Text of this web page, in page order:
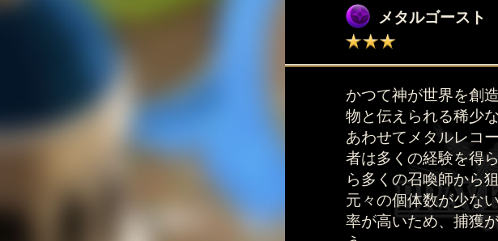
メタルゴースト
かつて神が世界を創
物と伝えられる稀少
あわせてメタルレコ
者は多くの経験を得
ら多くの召喚師から
元々の個体数が少な
率が高いため、捕獲